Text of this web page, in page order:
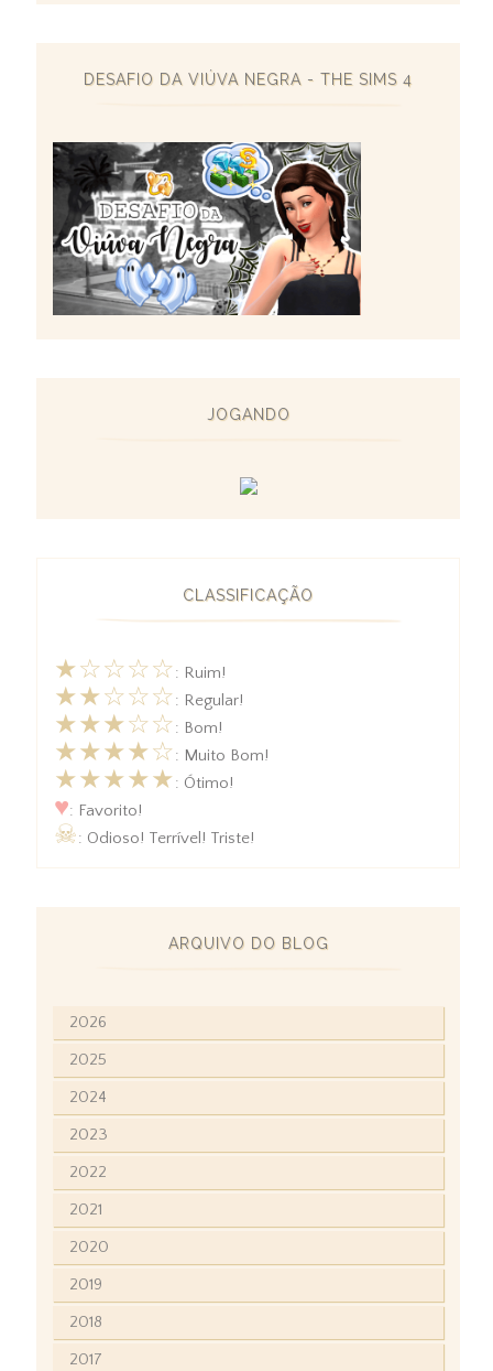
DESAFIO DA VIÚVA NEGRA - THE SIMS 4
JOGANDO
CLASSIFICAÇÃO
★☆☆☆☆: Ruim!
★★☆☆☆: Regular!
★★★☆☆: Bom!
★★★★☆: Muito Bom!
★★★★★: Ótimo!
♥: Favorito!
☠: Odioso! Terrível! Triste!
ARQUIVO DO BLOG
2026
2025
2024
2023
2022
2021
2020
2019
2018
2017